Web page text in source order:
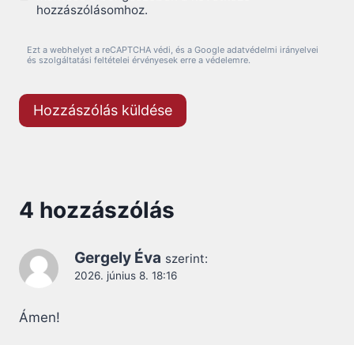
hozzászólásomhoz.
Ezt a webhelyet a reCAPTCHA védi, és a Google adatvédelmi irányelvei
és szolgáltatási feltételei érvényesek erre a védelemre.
4 hozzászólás
Gergely Éva szerint:
2026. június 8. 18:16
Ámen!